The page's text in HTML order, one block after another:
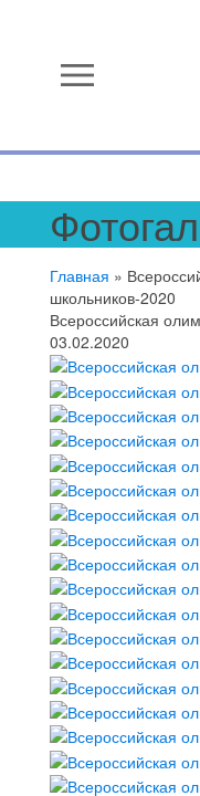
menu
Главная »
школьников-2020
Всероссийская
03.02.2020